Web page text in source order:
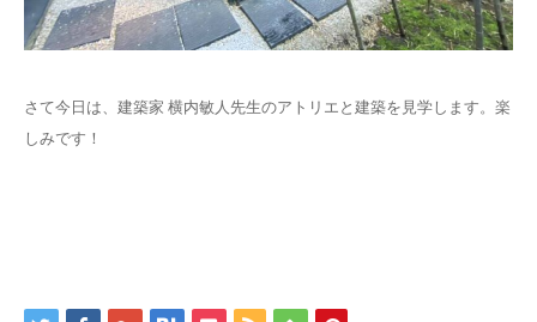
さて今日は、建築家 横内敏人先生のアトリエと建築を見学します。楽
しみです！